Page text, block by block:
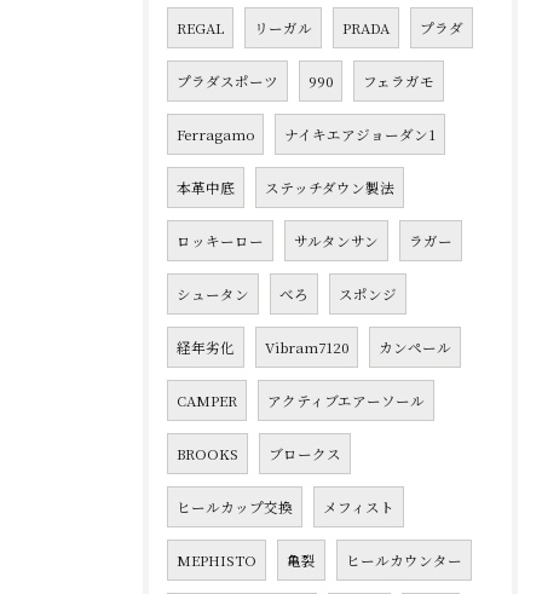
REGAL リーガル PRADA プラダ
プラダスポーツ 990 フェラガモ
Ferragamo ナイキエアジョーダン1
本革中底 ステッチダウン製法
ロッキーロー サルタンサン ラガー
シュータン べろ スポンジ
経年劣化 Vibram7120 カンペール
CAMPER アクティブエアーソール
BROOKS ブロークス
ヒールカップ交換 メフィスト
MEPHISTO 亀裂 ヒールカウンター